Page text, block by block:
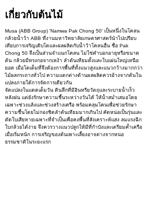
เกี่ยวกับต้นไม้
Musa (ABB Group) 'Namwa Pak Chong 50' เป็นหนึ่งในโคลน
กล้วยน้ำว้า ABB ที่งานมหาวิทยาลัยเกษตรศาสตร์นำไปเปรียบ
เทียบการเจริญเติบโตและผลผลิตกับน้ำว้าโคลนอื่น ชื่อ Pak
Chong 50 จึงเป็นส่วนจำแนกโคลน ไม่ใช่คำบอกอายุหรือขนาด
ต้น กล้วยมีทรงกอจากเหง้า ลำต้นเทียมตั้งและใบแผ่นใหญ่เหนือ
ยอด เมื่อโตเต็มที่จึงต้องการพื้นที่ทั้งแนวสูงและแนวกว้างมากกว่า
ไม้ผลกระถางทั่วไป ความแตกต่างด้านผลผลิตควรอ้างจากต้นใน
แปลงภายใต้การจัดการเดียวกัน
จัดแปลงในแดดเต็มวัน ดินลึกที่มีอินทรียวัตถุและระบายน้ำเร็ว
หลังฝน แต่ยังรักษาความชื้นระหว่างวันได้ ให้น้ำสม่ำเสมอโดย
เฉพาะช่วงแล้งและช่วงสร้างเครือ พร้อมคลุมโคนเพื่อช่วยรักษา
ความชื้นโดยไม่กองชิดลำต้นเทียมมากเกินไป คัดหน่อเป็นรุ่นและ
ตัดใบเสียหายเฉพาะที่จำเป็นเพื่อคงพื้นที่สังเคราะห์แสง ลมแรงฉีก
ใบกล้วยได้ง่าย จึงควรวางแนวปลูกให้มีที่กำบังและเตรียมค้ำเครือ
เมื่อเริ่มหนัก การเจริญของต้นเพาะเลี้ยงอาจต่างจากหน่อ
ธรรมชาติในระยะแรก